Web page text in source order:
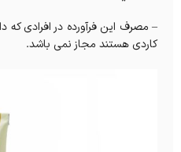
– مصرف اين فرآورده در افرادی که
کاردی هستند مجاز نمی باشد.